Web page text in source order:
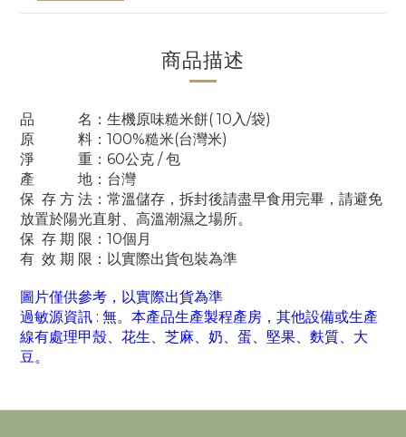
商品描述
品 名：生機原味糙米餅( 10入/袋)
原 料：100%糙米(台灣米)
淨 重：60公克 / 包
產 地：台灣
保 存 方 法：常溫儲存，拆封後請盡早食用完畢，請避免
放置於陽光直射、高溫潮濕之場所。
保 存 期 限：10個月
有 效 期 限：以實際出貨包裝為準
圖片僅供參考，以實際出貨為準
過敏源資訊 : 無。本產品生產製程產房，其他設備或生產
線有處理甲殼、花生、芝麻、奶、蛋、堅果、麩質、大
豆。